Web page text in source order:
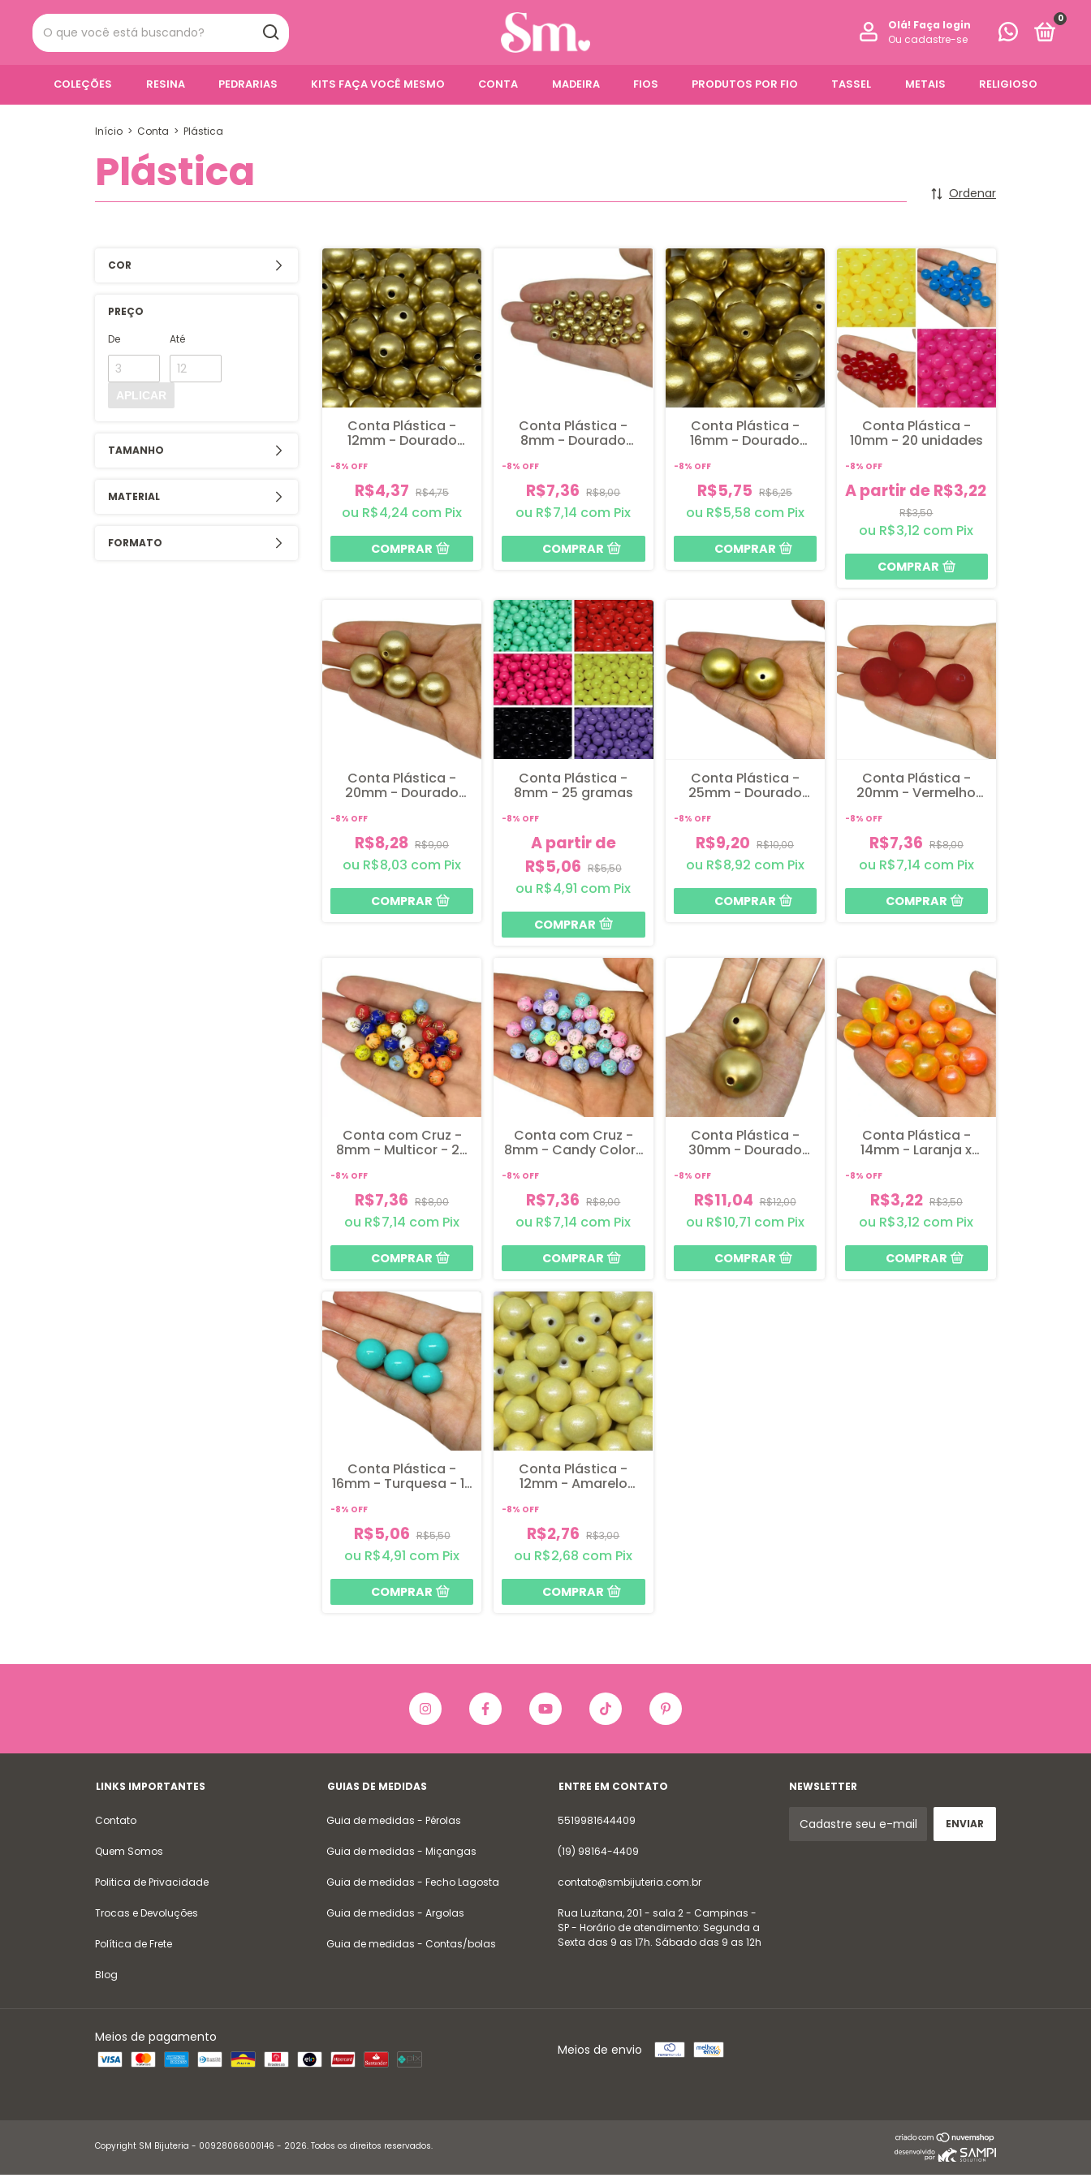
Olá! Faça login
Ou cadastre-se
0
COLEÇÕES RESINA PEDRARIAS KITS FAÇA VOCÊ MESMO CONTA MADEIRA FIOS PRODUTOS POR FIO TASSEL METAIS RELIGIOSO
Início > Conta > Plástica
Plástica Ordenar
COR
PREÇO
De
Até
APLICAR
TAMANHO
MATERIAL
FORMATO
Conta Plástica -
12mm - Dourado
-8% OFF
R$4,37 R$4,75
R$4,24 com Pix
Conta Plástica -
8mm - Dourado
-8% OFF
R$7,36 R$8,00
R$7,14 com Pix
Conta Plástica -
16mm - Dourado
-8% OFF
R$5,75 R$6,25
R$5,58 com Pix
Conta Plástica -
10mm - 20 unidades
-8% OFF
A partir de R$3,22
R$3,50
R$3,12 com Pix
COMPRAR
Conta Plástica -
20mm - Dourado
-8% OFF
R$8,28 R$9,00
R$8,03 com Pix
Conta Plástica -
8mm - 25 gramas
-8% OFF
A partir de
R$5,06 R$5,50
R$4,91 com Pix
COMPRAR
Conta Plástica -
25mm - Dourado
-8% OFF
R$9,20 R$10,00
R$8,92 com Pix
Conta Plástica -
20mm - Vermelho
-8% OFF
R$7,36 R$8,00
R$7,14 com Pix
Conta com Cruz -
8mm - Multicor - 25
-8% OFF
R$7,36 R$8,00
R$7,14 com Pix
Conta com Cruz -
8mm - Candy Colors
-8% OFF
R$7,36 R$8,00
R$7,14 com Pix
Conta Plástica -
30mm - Dourado
-8% OFF
R$11,04 R$12,00
R$10,71 com Pix
Conta Plástica -
14mm - Laranja x
-8% OFF
R$3,22 R$3,50
R$3,12 com Pix
Conta Plástica -
16mm - Turquesa - 10
-8% OFF
R$5,06 R$5,50
R$4,91 com Pix
Conta Plástica -
12mm - Amarelo
-8% OFF
R$2,76 R$3,00
R$2,68 com Pix
LINKS IMPORTANTES
Contato
Quem Somos
Politica de Privacidade
Trocas e Devoluções
Política de Frete
Blog
GUIAS DE MEDIDAS
Guia de medidas - Pérolas
Guia de medidas - Miçangas
Guia de medidas - Fecho Lagosta
Guia de medidas - Argolas
Guia de medidas - Contas/bolas
ENTRE EM CONTATO
5519981644409
(19) 98164-4409
contato@smbijuteria.com.br
Rua Luzitana, 201 - sala 2 - Campinas -
SP - Horário de atendimento: Segunda a
Sexta das 9 as 17h. Sábado das 9 as 12h
NEWSLETTER
Meios de pagamento
Meios de envio
Copyright SM Bijuteria - 00928066000146 - 2026. Todos os direitos reservados.